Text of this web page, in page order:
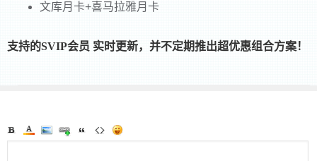
文库月卡+喜马拉雅月卡
支持的SVIP会员 实时更新，并不定期推出超优惠组合方案！